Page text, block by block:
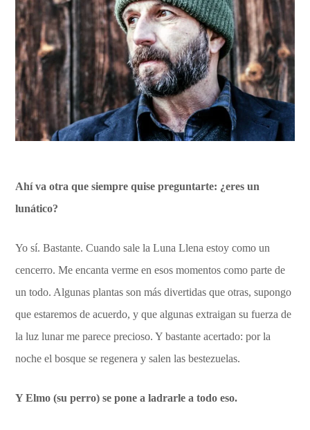
Ahí va otra que siempre quise preguntarte: ¿eres un
lunático?
Yo sí. Bastante. Cuando sale la Luna Llena estoy como un
cencerro. Me encanta verme en esos momentos como parte de
un todo. Algunas plantas son más divertidas que otras, supongo
que estaremos de acuerdo, y que algunas extraigan su fuerza de
la luz lunar me parece precioso. Y bastante acertado: por la
noche el bosque se regenera y salen las bestezuelas.
Y Elmo (su perro) se pone a ladrarle a todo eso.